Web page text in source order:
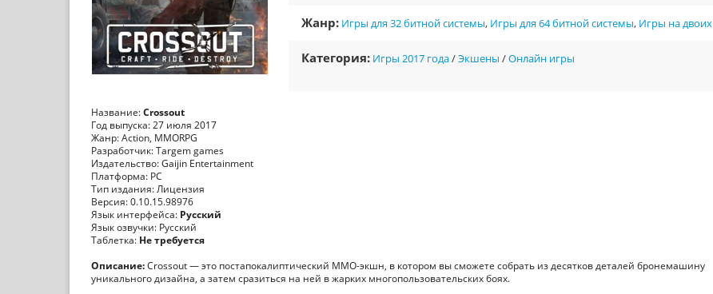
Жанр: Игры для 32 битной системы, Игры для 64 битной системы, Игры на двоих
Категория: Игры 2017 года/Экшены /Онлайн игры
Название:Crossout
Год выпуска: 27 июля 2017
Жанр: Action, MMORPG
Разработчик: Targem games
Издательство: Gaijin Entertainment
Платформа: PC
Тип издания: Лицензия
Версия: 0.10.15.98976
Язык интерфейса: Русский
Язык озвучки: Русский
Таблетка: Не требуется
Описание:Crossout — это постапокалиптический MMO-экшн, в котором вы сможете собрать из десятков деталей бронемашину
уникального дизайна, а затем сразиться на ней в жарких многопользовательских боях.